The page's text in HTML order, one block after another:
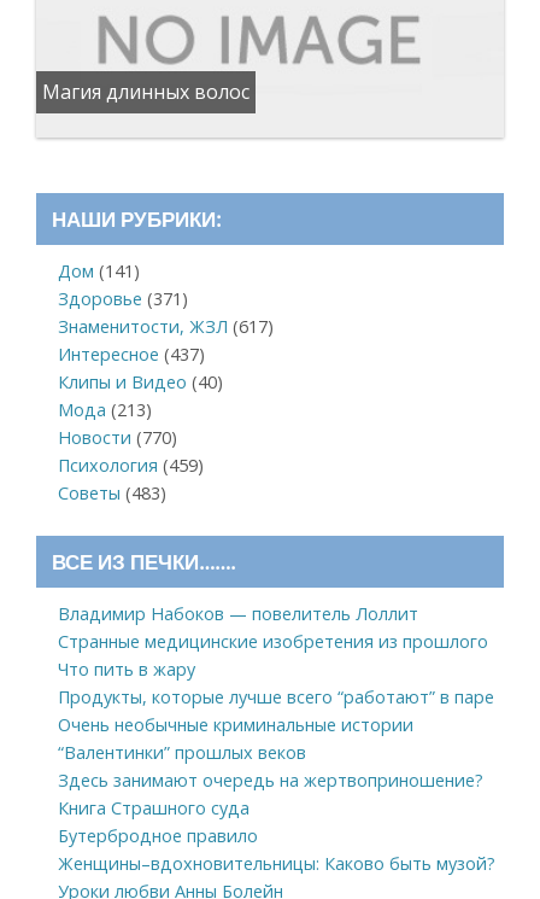
Магия длинных волос
НАШИ РУБРИКИ:
Дом (141)
Здоровье (371)
Знаменитости, ЖЗЛ (617)
Интересное (437)
Клипы и Видео (40)
Мода (213)
Новости (770)
Психология (459)
Советы (483)
ВСЕ ИЗ ПЕЧКИ…….
Владимир Набоков — повелитель Лоллит
Странные медицинские изобретения из прошлого
Что пить в жару
Продукты, которые лучше всего “работают” в паре
Очень необычные криминальные истории
“Валентинки” прошлых веков
Здесь занимают очередь на жертвоприношение?
Книга Страшного суда
Бутербродное правило
Женщины–вдохновительницы: Каково быть музой?
Уроки любви Анны Болейн